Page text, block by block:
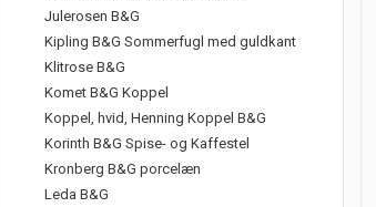
Julerosen B&G
Kipling B&G Sommerfugl med guldkant
Klitrose B&G
Komet B&G Koppel
Koppel, hvid, Henning Koppel B&G
Korinth B&G Spise- og Kaffestel
Kronberg B&G porcelæn
Leda B&G